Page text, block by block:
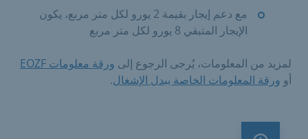
مع دعم إيجار بقيمة 2 يورو لكل متر مربع، يكون
الإيجار المتبقي 8 يورو لكل متر مربع
لمزيد من المعلومات، يُرجى الرجوع إلى ورقة معلومات EOZF
أو ورقة المعلومات الخاصة ببدل الإشغال.